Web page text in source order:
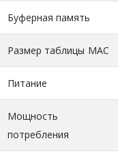
Буферная память
Размер таблицы MAC
Питание
Мощность
потребления